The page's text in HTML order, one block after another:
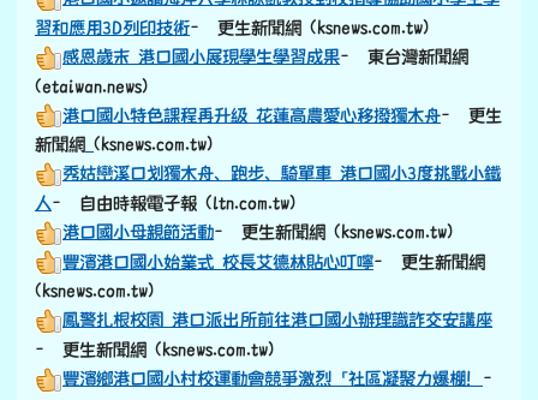
習和應用3D列印技術– 更生新聞網 (ksnews.com.tw)
感恩歲末 港口國小展現學生學習成果– 東台灣新聞網
(etaiwan.news)
港口國小特色課程再升級 花蓮高農愛心移撥獨木舟
新聞網 link to https://old.ksnews.com.tw/v2024052007/
(ksnews.com.tw)
秀姑巒溪口划獨木舟、跑步、騎單車 港口國小3度挑戰小鐵
人– 自由時報電子報 (ltn.com.tw)
港口國小母親節活動– 更生新聞網 (ksnews.com.tw)
豐濱港口國小始業式 校長艾德林貼心叮嚀– 更生新聞網
(ksnews.com.tw)
鳳警扎根校園 港口派出所前往港口國小辦理識詐交安講座
– 更生新聞網 (ksnews.com.tw)
豐濱鄉港口國小村校運動會競爭激烈「社區凝聚力爆棚！
東台灣新聞網 (etaiwan.news)